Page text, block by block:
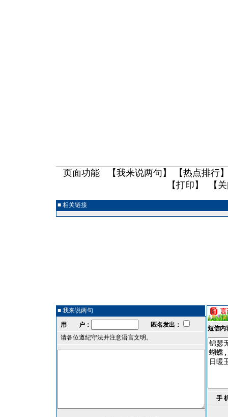
页面功能 【我来说两句 】 【热点排行
【打印 】 【
■ 相关链接
■ 我来说两句
用 户：
匿名发出：
请各位遵纪守法并注意语言文明。
短信内
手